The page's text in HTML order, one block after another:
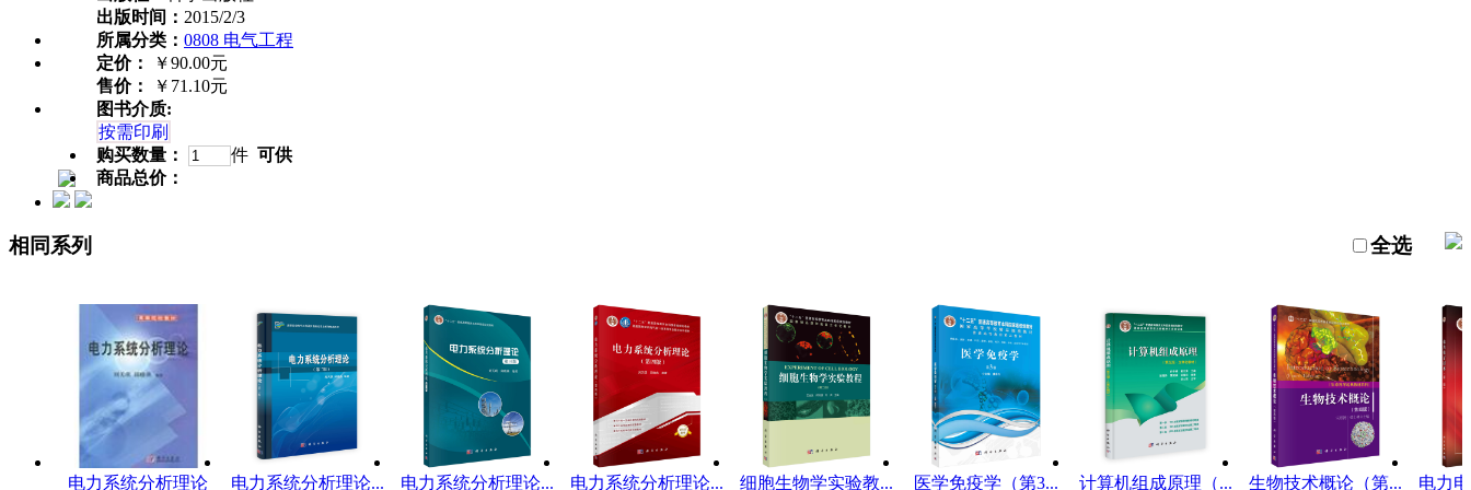
出版时间： 2015/2/3
所属分类： 0808 电气工程
定价：
￥90.00元
售价：
￥71.10元
图书介质:
按需印刷
购买数量：
件 可供
商品总价：
相同系列 全选
电力系统分析理论 电力系统分析理论... 电力系统分析理论... 电力系统分析理论... 细胞生物学实验教... 医学免疫学（第3... 计算机组成原理（... 生物技术概论（第... 电力